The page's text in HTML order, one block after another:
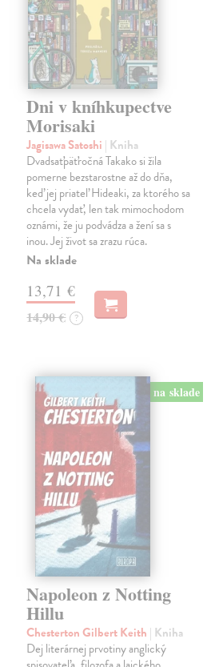
Dni v kníhkupectve
Morisaki
Jagisawa Satoshi | Kniha
Dvadsaťpäťročná Takako si žila
pomerne bezstarostne až do dňa,
keď jej priateľ Hideaki, za ktorého sa
chcela vydať, len tak mimochodom
oznámi, že ju podvádza a žení sa s
inou. Jej život sa zrazu rúca.
Na sklade
13,71 €
14,90 € ?
na sklade
Napoleon z Notting
Hillu
Chesterton Gilbert Keith | Kniha
Dej literárnej prvotiny anglický